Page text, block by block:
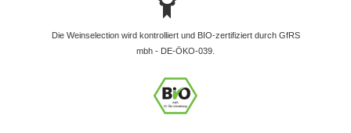
Die Weinselection wird kontrolliert und BIO-zertifiziert durch GfRS
mbh - DE-ÖKO-039.